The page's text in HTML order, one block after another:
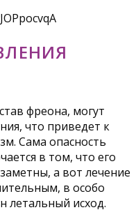
фреона, могут
что приведет к
Сама опасность
в том, что его
а вот лечение
в особо
летальный исход.